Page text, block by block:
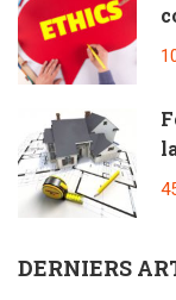
DERNIERS